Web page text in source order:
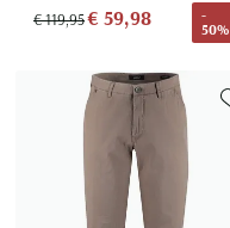
€ 119,95€ 59,98
-
50%